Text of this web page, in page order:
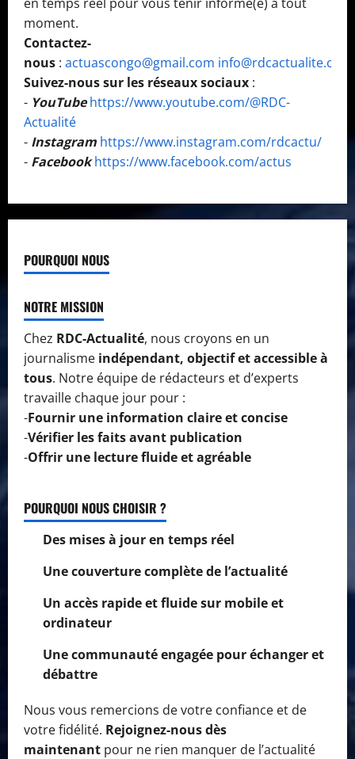
moment.
Contactez-
nous : actuascongo@gmail.com info@rdcactualite.com
Suivez-nous sur les réseaux sociaux :
- YouTube https://www.youtube.com/@RDC-
Actualité
- Instagram https://www.instagram.com/rdcactu/
- Facebook https://www.facebook.com/actus
POURQUOI NOUS
NOTRE MISSION
Chez RDC-Actualité, nous croyons en un
journalisme indépendant, objectif et accessible à
tous. Notre équipe de rédacteurs et d’experts
travaille chaque jour pour :
-Fournir une information claire et concise
-Vérifier les faits avant publication
-Offrir une lecture fluide et agréable
POURQUOI NOUS CHOISIR ?
Des mises à jour en temps réel
Une couverture complète de l’actualité
Un accès rapide et fluide sur mobile et
ordinateur
Une communauté engagée pour échanger et
débattre
Nous vous remercions de votre confiance et de
votre fidélité. Rejoignez-nous dès
maintenant pour ne rien manquer de l’actualité